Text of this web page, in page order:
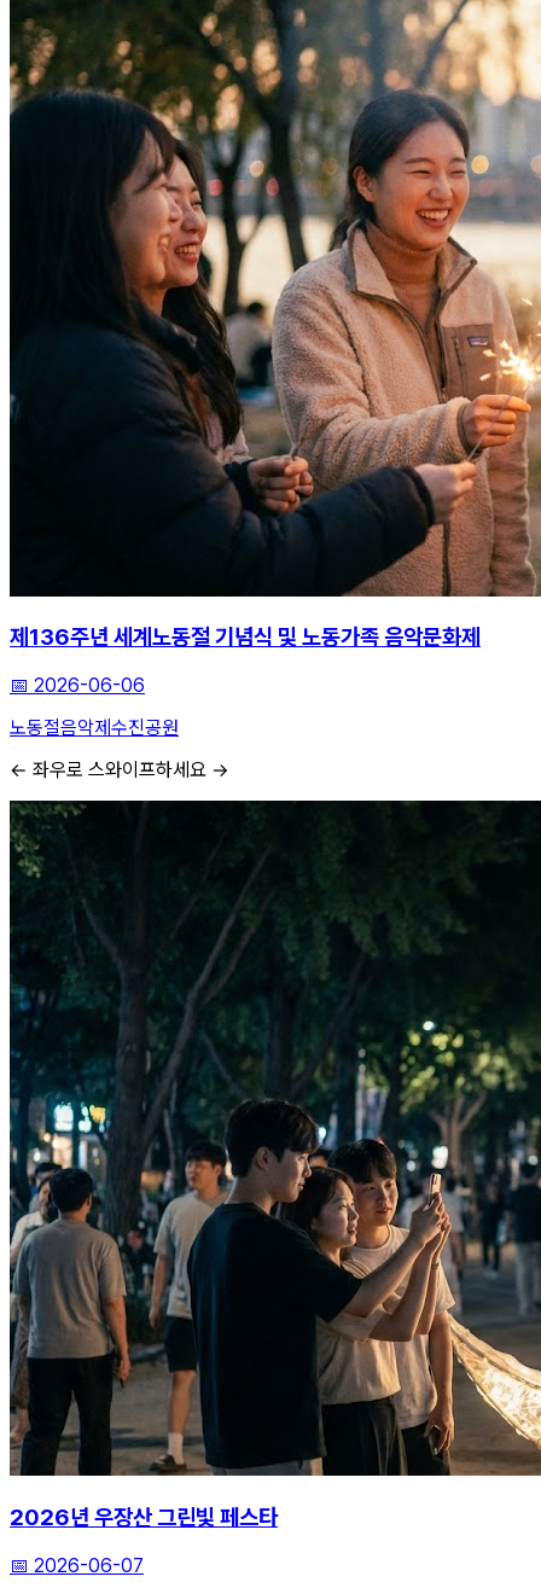
제136주년 세계노동절 기념식 및 노동가족 음악문화제
📅 2026-06-06
노동절음악제수진공원
← 좌우로 스와이프하세요 →
2026년 우장산 그린빛 페스타
📅 2026-06-07